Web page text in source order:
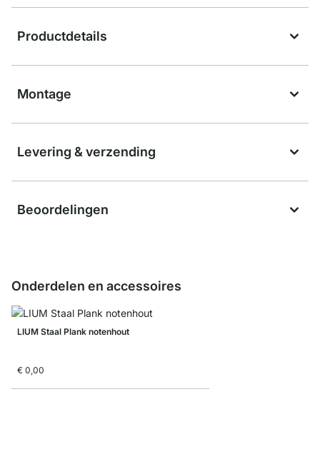
Productdetails
Montage
Levering & verzending
Beoordelingen
Onderdelen en accessoires
LIUM Staal Plank notenhout
€ 0,00